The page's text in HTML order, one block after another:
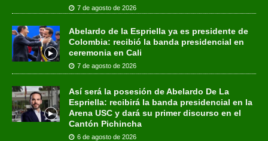
7 de agosto de 2026
Abelardo de la Espriella ya es presidente de
Colombia: recibió la banda presidencial en
ceremonia en Cali
7 de agosto de 2026
Así será la posesión de Abelardo De La
Espriella: recibirá la banda presidencial en la
Arena USC y dará su primer discurso en el
Cantón Pichincha
6 de agosto de 2026